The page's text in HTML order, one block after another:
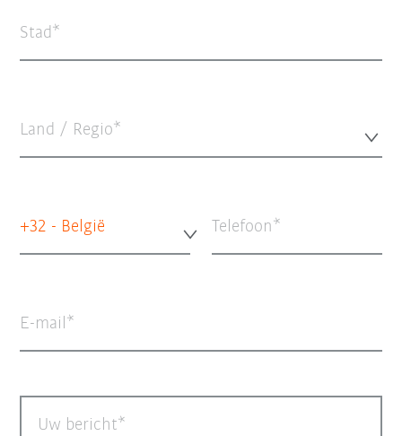
Stad
Land / Regio*
+32 - België Telefoon
E-mail
Uw bericht